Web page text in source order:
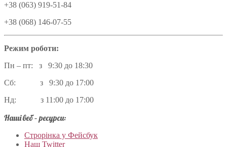
+38 (063) 919-51-84
+38 (068) 146-07-55
Режим роботи:
Пн – пт: з 9:30 до 18:30
Сб: з 9:30 до 17:00
Нд: з 11:00 до 17:00
Наші веб – ресурси:
Строрінка у Фейсбук
Наш Twitter